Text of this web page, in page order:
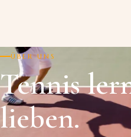
ÜBER UNS
Tennis
lieben.